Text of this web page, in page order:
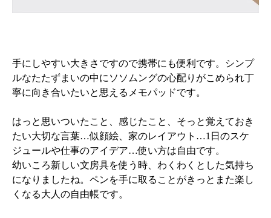
手にしやすい大きさですので携帯にも便利です。シンプ
ルなたたずまいの中にソソムングの心配りがこめられ丁
寧に向き合いたいと思えるメモパッドです。
はっと思いついたこと、感じたこと、そっと覚えておき
たい大切な言葉…似顔絵、家のレイアウト…1日のスケ
ジュールや仕事のアイデア…使い方は自由です。
幼いころ新しい文房具を使う時、わくわくとした気持ち
になりましたね。ペンを手に取ることがきっとまた楽し
くなる大人の自由帳です。